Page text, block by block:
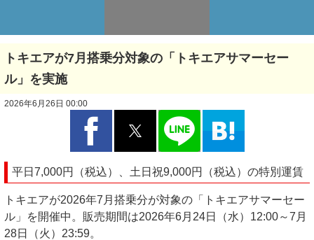
トキエアが7月搭乗分対象の「トキエアサマーセー
ル」を実施
2026年6月26日 00:00
平日7,000円（税込）、土日祝9,000円（税込）の特別運賃
トキエアが2026年7月搭乗分が対象の「トキエアサマーセー
ル」を開催中。販売期間は2026年6月24日（水）12:00～7月
28日（火）23:59。